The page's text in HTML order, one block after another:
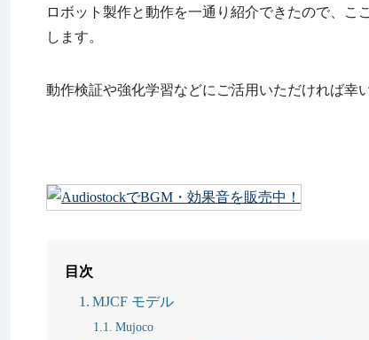
ロボット製作と動作を一通り紹介できたので、こ
します。
動作検証や強化学習などにご活用いただければ幸
目次
MJCF モデル
Mujoco